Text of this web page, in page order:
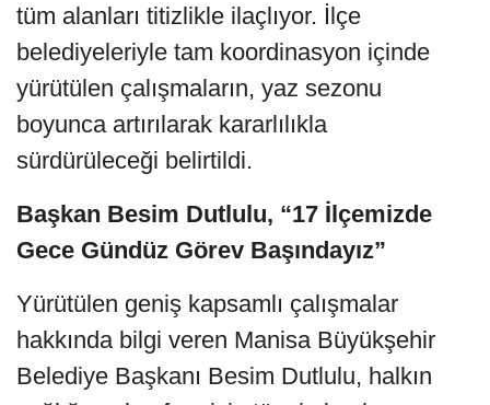
tüm alanları titizlikle ilaçlıyor. İlçe
belediyeleriyle tam koordinasyon içinde
yürütülen çalışmaların, yaz sezonu
boyunca artırılarak kararlılıkla
sürdürüleceği belirtildi.
Başkan Besim Dutlulu, “17 İlçemizde
Gece Gündüz Görev Başındayız”
Yürütülen geniş kapsamlı çalışmalar
hakkında bilgi veren Manisa Büyükşehir
Belediye Başkanı Besim Dutlulu, halkın